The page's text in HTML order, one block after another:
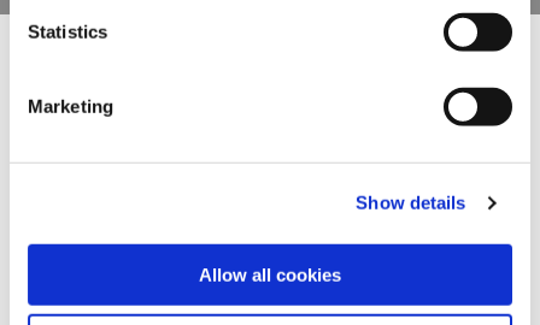
To learn more about our cookies, click on "Show details."
You can withdraw or modify your consent at any time by
For additional information, you can view our
Global
Statistics
Marketing
Show details
Allow all cookies
Mások ezeket is megnézték